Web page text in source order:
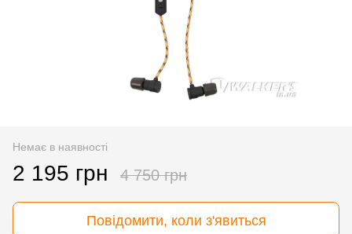
Немає в наявності
2 195 грн 4 750 грн
Повідомити, коли з'явиться